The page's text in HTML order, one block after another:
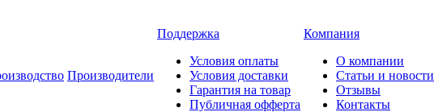
Производители
Поддержка
Условия оплаты
Условия доставки
Гарантия на товар
Публичная офферта
Компания
О компании
Статьи и новости
Отзывы
Контакты